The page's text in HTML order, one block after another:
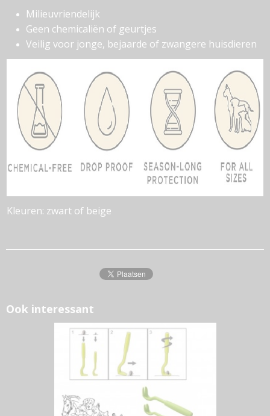
Milieuvriendelijk
Geen chemicaliën of geurtjes
Veilig voor jonge, bejaarde of zwangere huisdieren
Kleuren: zwart of beige
Ook interessant